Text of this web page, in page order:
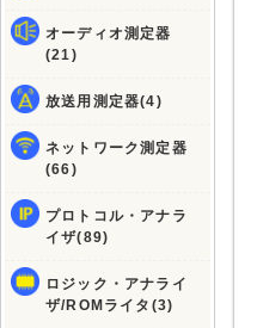
オーディオ測定器
(21)
放送用測定器(4)
ネットワーク測定器
(66)
プロトコル・アナラ
イザ(89)
ロジック・アナライ
ザ/ROMライタ(3)